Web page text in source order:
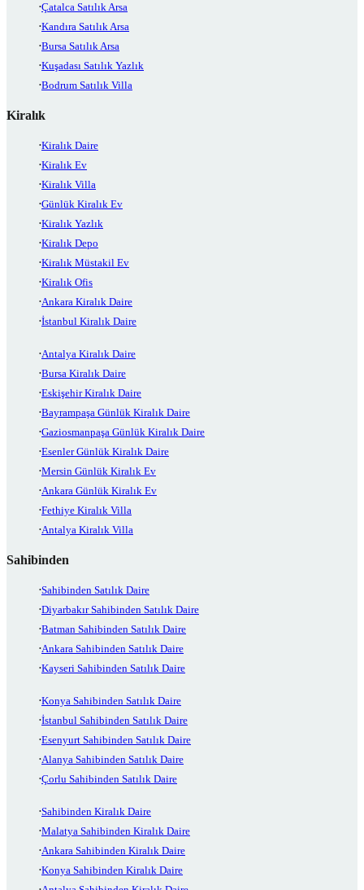
Çatalca Satılık Arsa
Kandıra Satılık Arsa
Bursa Satılık Arsa
Kuşadası Satılık Yazlık
Bodrum Satılık Villa
Kiralık
Kiralık Daire
Kiralık Ev
Kiralık Villa
Günlük Kiralık Ev
Kiralık Yazlık
Kiralık Depo
Kiralık Müstakil Ev
Kiralık Ofis
Ankara Kiralık Daire
İstanbul Kiralık Daire
Antalya Kiralık Daire
Bursa Kiralık Daire
Eskişehir Kiralık Daire
Bayrampaşa Günlük Kiralık Daire
Gaziosmanpaşa Günlük Kiralık Daire
Esenler Günlük Kiralık Daire
Mersin Günlük Kiralık Ev
Ankara Günlük Kiralık Ev
Fethiye Kiralık Villa
Antalya Kiralık Villa
Sahibinden
Sahibinden Satılık Daire
Diyarbakır Sahibinden Satılık Daire
Batman Sahibinden Satılık Daire
Ankara Sahibinden Satılık Daire
Kayseri Sahibinden Satılık Daire
Konya Sahibinden Satılık Daire
İstanbul Sahibinden Satılık Daire
Esenyurt Sahibinden Satılık Daire
Alanya Sahibinden Satılık Daire
Çorlu Sahibinden Satılık Daire
Sahibinden Kiralık Daire
Malatya Sahibinden Kiralık Daire
Ankara Sahibinden Kiralık Daire
Konya Sahibinden Kiralık Daire